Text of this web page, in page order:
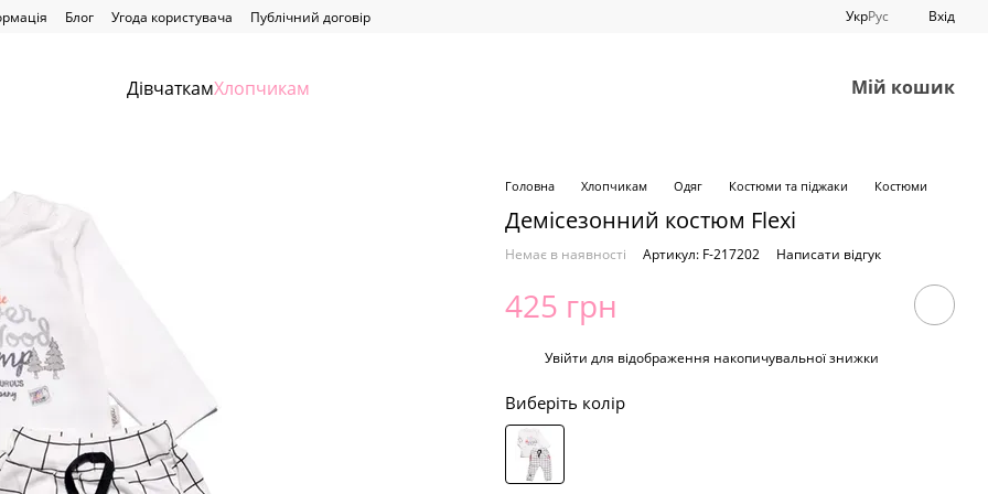
Блог Угода користувача Публічний договір УкрРус Вхід
ДівчаткамХлопчикам Мій кошик
Головна Хлопчикам Одяг Костюми та піджаки Костюми
Демісезонний костюм Flexi
Немає в наявності Артикул: F-217202 Написати відгук
425 грн
Увійти для відображення накопичувальної знижки
Виберіть колір